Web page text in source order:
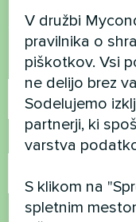
Stopite v stik z
Ime
Telefonska številka
E-pošta
V družbi
pravilnika o
piškotkov. Vsi
ne delijo brez
Sodelujemo
partnerji, ki
varstva
S klikom na
spletnim